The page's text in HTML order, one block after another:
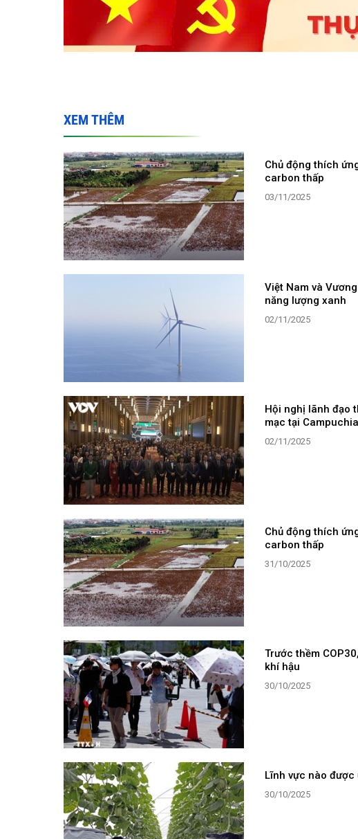
XEM THÊM
Chủ động thích
carbon thấp
03/11/2025
Việt Nam và
năng lượng xanh
02/11/2025
Hội nghị lãnh đạo
mạc tại Campuchia
02/11/2025
Chủ động thích
carbon thấp
31/10/2025
Trước thềm
khí hậu
30/10/2025
Lĩnh vực nào
30/10/2025